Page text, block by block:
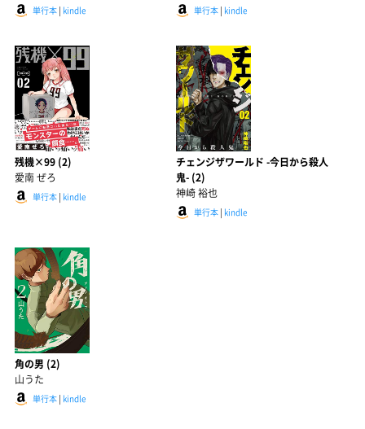
単行本 | kindle 単行本| kindle
残機×99 (2)
愛南 ぜろ
単行本 | kindle
チェンジザワールド -今日から殺人
鬼- (2)
神崎 裕也
単行本| kindle
角の男 (2)
山うた
単行本 | kindle